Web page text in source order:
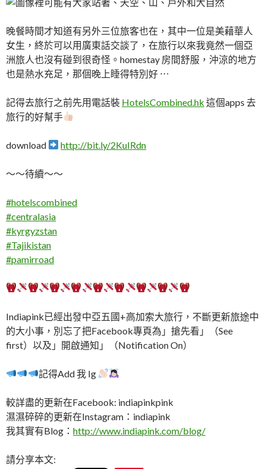
晚餐時間才知道有另外三位旅客也在，其中一位是美藉華人
女生，終於可以用廣東話交談了，在旅行以來我竟然一個亞
洲旅人也沒有碰到很奇怪。homestay 房間舒服，沖涼的地方
也是熱水充足，那個晚上睡得特別好 ⋯
記得去旅行之前先用電話裝 HotelsCombined.hk 這個apps 去
旅行的好幫手
download http://bit.ly/2KuIRdn
～～待續～～
#hotelscombined
#centralasia
#kyrgyzstan
#Tajikistan
#pamirroad
Indiapink已經出發中亞五國+高加索大旅行，不斷更新旅途中
的大小事，別忘了把Facebook專頁為」搶先看」（See
first）以及」開啟通知」（Notification On）
記得Add 我 Ig
較詳盡的更新在Facebook: indiapinkpink
濕濕碎碎的更新在Instagram：indiapink
我其實有Blog： http://www.indiapink.com/blog/
請分享本文: